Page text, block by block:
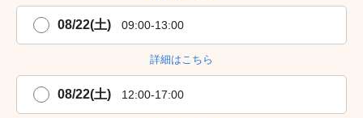
08/22(土) 09:00-13:00
詳細はこちら
08/22(土) 12:00-17:00